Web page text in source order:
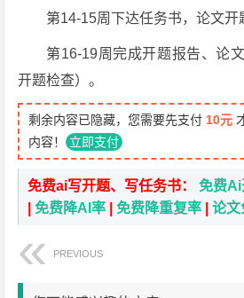
第14-15周下达任务书，论文开
第16-19周完成开题报告、论
开题检查）。
剩余内容已隐藏，您需要先支付 10元
内容！ 立即支付
免费ai写开题、写任务书：免费Ai
|免费降AI率 |免费降重复率 |论文
PREVIOUS